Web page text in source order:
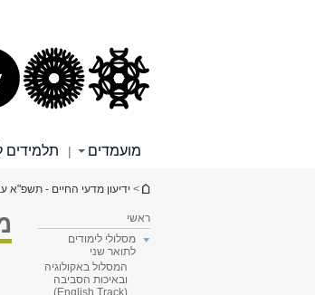
מועמדים | תלמידים
הינך נמצא כאן
> ידיעון מדעי החיים - תשפ"א עבור
ראשי
מסלולי לימודים
לתואר שני
המסלול באקולוגיה
ובאיכות הסביבה